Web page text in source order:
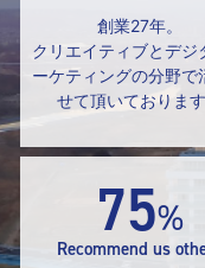
創業27年。
クリエイティブとデジ
ーケティングの分野で
せて頂いております
75%
Recommend us